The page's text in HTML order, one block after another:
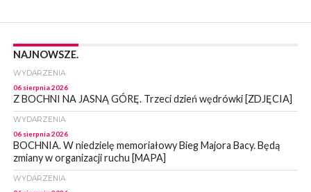
NAJNOWSZE.
WYDARZENIA
06 sierpnia 2026
Z BOCHNI NA JASNĄ GÓRĘ. Trzeci dzień wędrówki [ZDJĘCIA]
WYDARZENIA
06 sierpnia 2026
BOCHNIA. W niedzielę memoriałowy Bieg Majora Bacy. Będą
zmiany w organizacji ruchu [MAPA]
WYDARZENIA